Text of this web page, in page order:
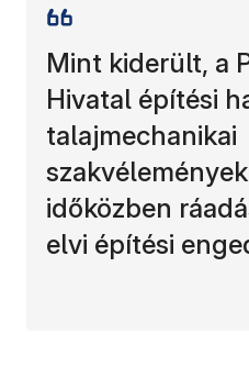
Mint kiderült, a
Hivatal építési
talajmechanikai
időközben
elvi építési